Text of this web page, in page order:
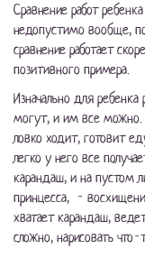
Сравнение работ
недопустимо вообще,
сравнение работает
позитивного примера.
Изначально для
могут, и им все можно.
ловко ходит, готовит
легко у него все
карандаш, и на пустом
принцесса, -
хватает карандаш,
сложно, нарисовать что-